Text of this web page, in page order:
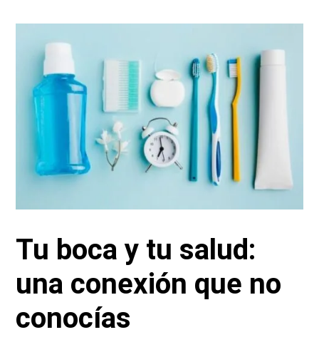
Tu boca y tu salud:
una conexión que no
conocías